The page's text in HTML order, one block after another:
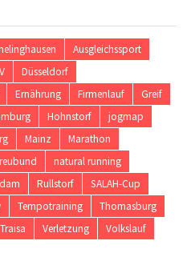
Ausgleichssport
Düsseldorf
Ernährung Firmenlauf
Greif
Hohnstorf
jogmap
Mainz
Marathon
natural running
Rullstorf
SALAH-Cup
Tempotraining
Thomasburg
Traisa Verletzung
Volkslauf